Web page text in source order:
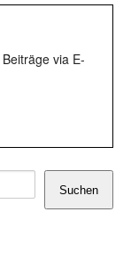
via E-
Suchen